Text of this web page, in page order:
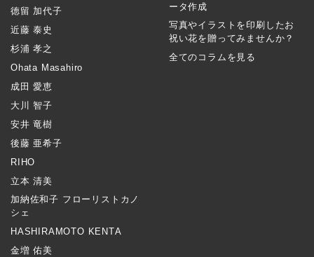
徳留 加代子
近藤 泰史
杉浦 孝之
Ohata Masahiro
成田 愛恵
大川 智子
安井 竜樹
後藤 亜希子
RIHO
立本 清美
加納佐和子 フローリストカノ
シェ
HASHIRAMOTO KENTA
金増 佑美
ータ作成
写真やイラストを印刷したお
祝い花を贈ってみませんか？
全てのコラムを見る